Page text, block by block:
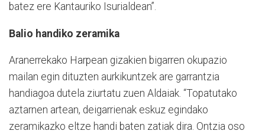
batez ere Kantauriko Isurialdean”.
Balio handiko zeramika
Aranerrekako Harpean gizakien bigarren okupazio
mailan egin dituzten aurkikuntzek are garrantzia
handiagoa dutela ziurtatu zuen Aldaiak. “Topatutako
aztarnen artean, deigarrienak eskuz egindako
zeramikazko eltze handi baten zatiak dira. Ontzia oso